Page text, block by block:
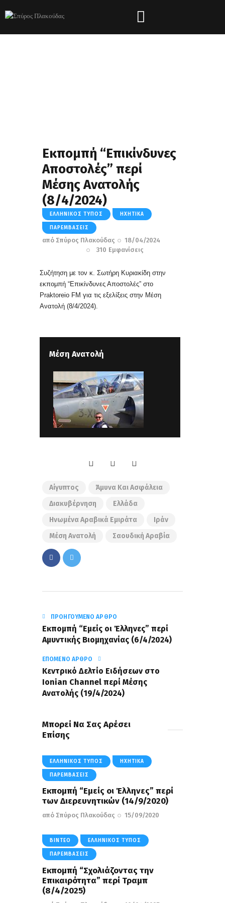
Εκπομπή “Επικίνδυνες
Αποστολές” περί
Μέσης Ανατολής
(8/4/2024)
ΕΛΛΗΝΙΚΌΣ ΤΎΠΟΣ ΗΧΗΤΙΚΆ
ΠΑΡΕΜΒΆΣΕΙΣ
από Σπύρος Πλακούδας
18/04/2024
310 Εμφανίσεις
Συζήτηση με τον κ. Σωτήρη Κυριακίδη στην
εκπομπή “Επικίνδυνες Αποστολές” στο
Praktoreio FM για τις εξελίξεις στην Μέση
Ανατολή (8/4/2024).
Μέση Ανατολή
Αίγυπτος
Άμυνα Και Ασφάλεια
Διακυβέρνηση
Ελλάδα
Ηνωμένα Αραβικά Εμιράτα
Ιράν
Μέση Ανατολή
Σαουδική Αραβία
ΠΡΟΗΓΟΎΜΕΝΟ ΆΡΘΡΟ
Εκπομπή “Εμείς οι Έλληνες” περί
Aμυντικής Βιομηχανίας (6/4/2024)
ΕΠΌΜΕΝΟ ΆΡΘΡΟ
Κεντρικό Δελτίο Ειδήσεων στο
Ionian Channel περί Μέσης
Ανατολής (19/4/2024)
Μπορεί Να Σας Αρέσει
Επίσης
ΕΛΛΗΝΙΚΌΣ ΤΎΠΟΣ ΗΧΗΤΙΚΆ
ΠΑΡΕΜΒΆΣΕΙΣ
Εκπομπή “Εμείς οι Έλληνες” περί
των Διερευνητικών (14/9/2020)
από Σπύρος Πλακούδας 15/09/2020
ΒΊΝΤΕΟ ΕΛΛΗΝΙΚΌΣ ΤΎΠΟΣ
ΠΑΡΕΜΒΆΣΕΙΣ
Εκπομπή “Σχολιάζοντας την
Επικαιρότητα” περί Τραμπ
(8/4/2025)